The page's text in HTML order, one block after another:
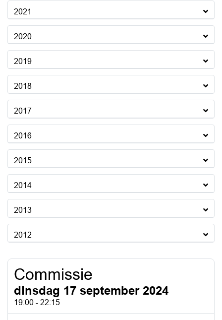
2021
2020
2019
2018
2017
2016
2015
2014
2013
2012
Commissie
dinsdag 17 september 2024
19:00 - 22:15